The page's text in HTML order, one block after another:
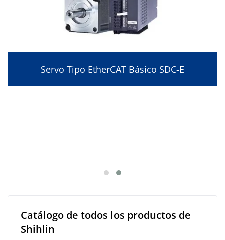
Servo Tipo EtherCAT Básico SDC-E
Catálogo de todos los productos de
Shihlin